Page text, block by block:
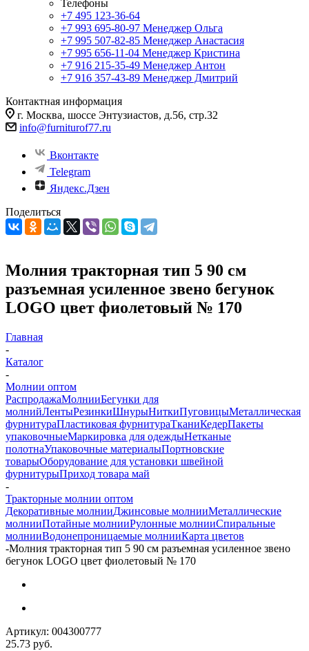
Телефоны
+7 495 123-36-64
+7 993 695-80-97 Менеджер Ольга
+7 995 507-82-85 Менеджер Анастасия
+7 995 656-11-04 Менеджер Кристина
+7 916 215-35-49 Менеджер Антон
+7 916 357-43-89 Менеджер Дмитрий
Контактная информация
г. Москва, шоссе Энтузиастов, д.56, стр.32
info@furniturof77.ru
Вконтакте
Telegram
Яндекс.Дзен
Поделиться
Молния тракторная тип 5 90 см
разъемная усиленное звено бегунок
LOGO цвет фиолетовый № 170
Главная
-
Каталог
-
Молнии оптом
РаспродажаМолнииБегунки для
молнийЛентыРезинкиШнурыНиткиПуговицыМеталлическая
фурнитураПластиковая фурнитураТканиКедерПакеты
упаковочныеМаркировка для одеждыНетканые
полотнаУпаковочные материалыПортновские
товарыОборудование для установки швейной
фурнитурыПриход товара май
-
Тракторные молнии оптом
Декоративные молнииДжинсовые молнииМеталлические
молнииПотайные молнииРулонные молнииСпиральные
молнииВодонепроницаемые молнииКарта цветов
-Молния тракторная тип 5 90 см разъемная усиленное звено
бегунок LOGO цвет фиолетовый № 170
Артикул: 004300777
25.73 руб.